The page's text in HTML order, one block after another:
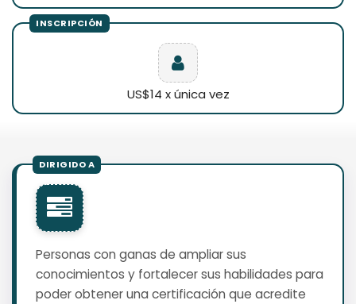
US$14 x única vez
Personas con ganas de ampliar sus
conocimientos y fortalecer sus habilidades para
poder obtener una certificación que acredite